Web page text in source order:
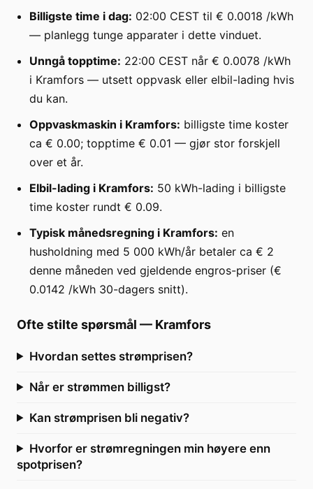
Billigste time i dag: 02:00 CEST til € 0.0018 /kWh
— planlegg tunge apparater i dette vinduet.
Unngå topptime: 22:00 CEST når € 0.0078 /kWh
i Kramfors — utsett oppvask eller elbil-lading hvis
du kan.
Oppvaskmaskin i Kramfors: billigste time koster
ca € 0.00; topptime € 0.01 — gjør stor forskjell
over et år.
Elbil-lading i Kramfors: 50 kWh-lading i billigste
time koster rundt € 0.09.
Typisk månedsregning i Kramfors: en
husholdning med 5 000 kWh/år betaler ca € 2
denne måneden ved gjeldende engros-priser (€
0.0142 /kWh 30-dagers snitt).
Ofte stilte spørsmål — Kramfors
Hvordan settes strømprisen?
Når er strømmen billigst?
Kan strømprisen bli negativ?
Hvorfor er strømregningen min høyere enn
spotprisen?